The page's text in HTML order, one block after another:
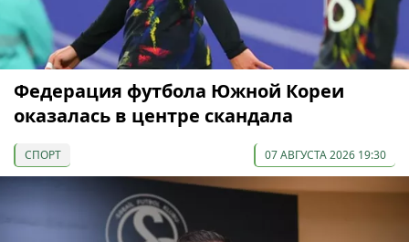
Федерация футбола Южной Кореи
оказалась в центре скандала
СПОРТ 07 АВГУСТА 2026 19:30